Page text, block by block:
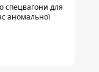
спецвагони для
аномальної